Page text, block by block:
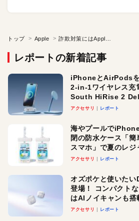
トップ Apple
レポートの新着記事
iPhoneとAirPods
2-in-1ワイヤレス充
South HiRise 2
ースでおしゃれに充
アクセサリ レポート
海やプールで
閉の防水ケース「
スマホ」で夏のレジ
アクセサリ レポート
オズポケと使いた
登場！ コンパクト
はAIノイキャンも搭
アクセサリ レポート